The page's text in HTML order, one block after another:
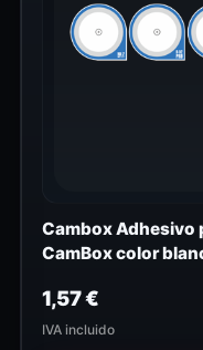
Cambox Adhesivo
CamBox color
1,57€
IVA incluido